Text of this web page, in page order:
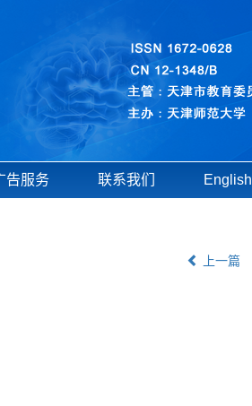
告服务 联系我们 English
上一篇